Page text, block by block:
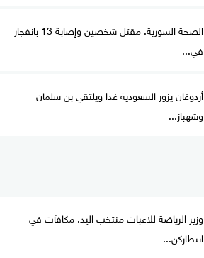
الصحة السورية: مقتل شخصين وإصابة 13 بانفجار
في...
أردوغان يزور السعودية غدا ويلتقي بن سلمان
وشهباز...
وزير الرياضة للاعبات منتخب اليد: مكافآت في
انتظاركن...